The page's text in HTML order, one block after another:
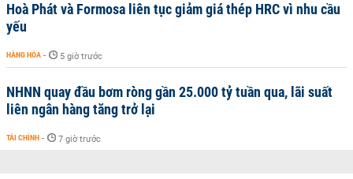
Hoà Phát và Formosa liên tục giảm giá thép HRC vì nhu cầu
yếu
HÀNG HÓA - 5 giờ trước
NHNN quay đầu bơm ròng gần 25.000 tỷ tuần qua, lãi suất
liên ngân hàng tăng trở lại
TÀI CHÍNH - 7 giờ trước